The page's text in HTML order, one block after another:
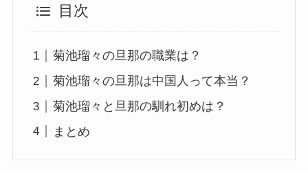
目次
菊池瑠々の旦那の職業は？
菊池瑠々の旦那は中国人って本当？
菊池瑠々と旦那の馴れ初めは？
まとめ